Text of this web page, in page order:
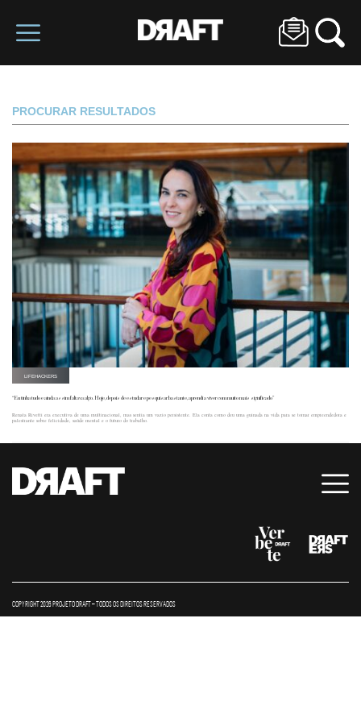
PROCURAR RESULTADOS
LIFEHACKERS
“Eu tinha tudo e ainda assim faltava algo. Hoje, depois de estudar e pesquisar bastante, aprendi a viver com muito mais significado”
Renata Rivetti era executiva de uma multinacional, mas sentia um vazio persistente. Ela conta como deu uma guinada na vida para se tornar empreendedora e
palestrante sobre felicidade, saúde mental e o futuro do trabalho.
COPYRIGHT 2026 PROJETO DRAFT – TODOS OS DIREITOS RESERVADOS